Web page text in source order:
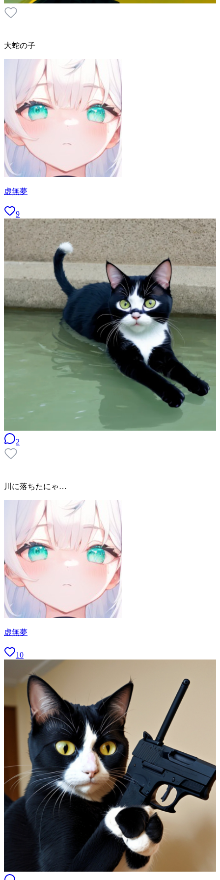
大蛇の子
虚無夢
9
2
川に落ちたにゃ…
虚無夢
10